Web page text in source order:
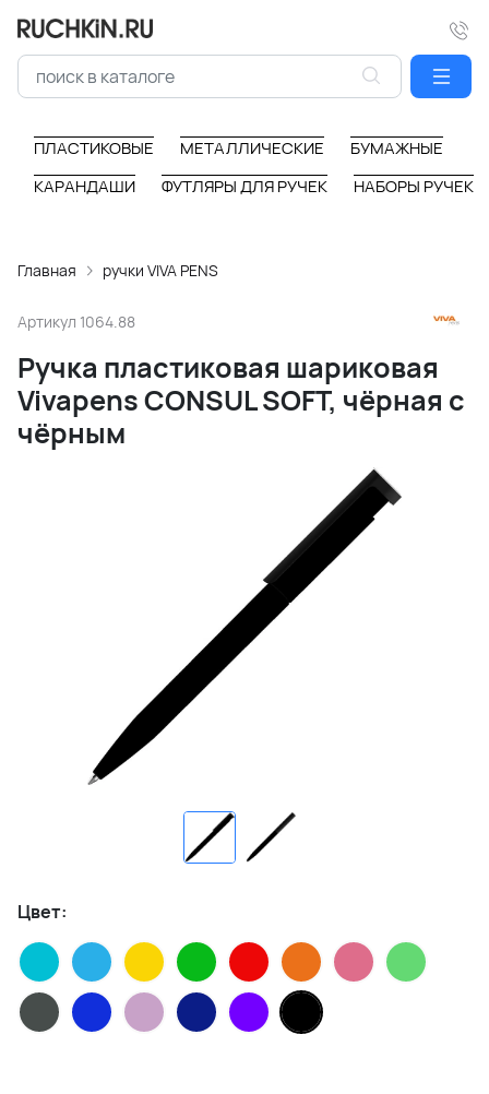
ПЛАСТИКОВЫЕ МЕТАЛЛИЧЕСКИЕ
БУМАЖНЫЕ
КАРАНДАШИ
ФУТЛЯРЫ ДЛЯ РУЧЕК НАБОРЫ РУЧЕК
Главная ручки VIVA PENS
Артикул 1064.88
Ручка пластиковая шариковая
Vivapens CONSUL SOFT, чёрная с
чёрным
Цвет: